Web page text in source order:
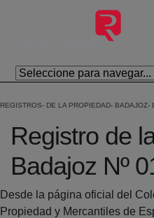
Salta al contingut principal
REGISTROS DE LA PROPIEDAD BADAJOZ
Registro de
Badajoz Nº
Desde la página oficial del
Propiedad y Mercantiles de